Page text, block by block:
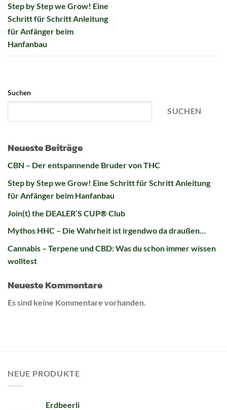
Step by Step we Grow! Eine
Schritt für Schritt Anleitung
für Anfänger beim
Hanfanbau
Suchen
SUCHEN
Neueste Beiträge
CBN – Der entspannende Bruder von THC
Step by Step we Grow! Eine Schritt für Schritt Anleitung
für Anfänger beim Hanfanbau
Join(t) the DEALER’S CUP® Club
Mythos HHC – Die Wahrheit ist irgendwo da draußen…
Cannabis – Terpene und CBD: Was du schon immer wissen
wolltest
Neueste Kommentare
Es sind keine Kommentare vorhanden.
NEUE PRODUKTE
Erdbeerli